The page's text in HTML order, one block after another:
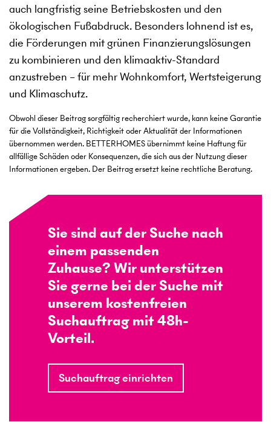
auch langfristig seine Betriebskosten und den
ökologischen Fußabdruck. Besonders lohnend ist es,
die Förderungen mit grünen Finanzierungslösungen
zu kombinieren und den klimaaktiv-Standard
anzustreben – für mehr Wohnkomfort, Wertsteigerung
und Klimaschutz.
Obwohl dieser Beitrag sorgfältig recherchiert wurde, kann keine Garantie
für die Vollständigkeit, Richtigkeit oder Aktualität der Informationen
übernommen werden. BETTERHOMES übernimmt keine Haftung für
allfällige Schäden oder Konsequenzen, die sich aus der Nutzung dieser
Informationen ergeben. Der Beitrag ersetzt keine rechtliche Beratung.
Sie sind auf der Suche nach
einem passenden
Zuhause? Wir unterstützen
Sie gerne bei der Suche mit
unserem kostenfreien
Suchauftrag mit 48h-
Vorteil.
Suchauftrag einrichten